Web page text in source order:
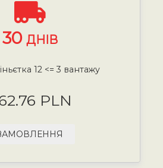
30 ДНІВ
12 <= 3 вантажу
PLN